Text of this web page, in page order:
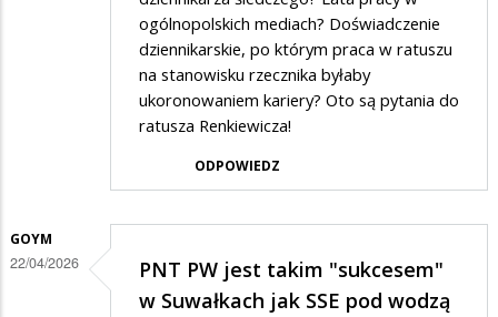
ogólnopolskich mediach? Doświadczenie
dziennikarskie, po którym praca w ratuszu
na stanowisku rzecznika byłaby
ukoronowaniem kariery? Oto są pytania do
ratusza Renkiewicza!
ODPOWIEDZ
GOYM
22/04/2026
PNT PW jest takim "sukcesem"
w Suwałkach jak SSE pod wodzą